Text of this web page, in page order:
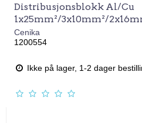
Distribusjonsblokk Al/Cu
1x25mm²/3x10mm²/
Cenika
1200554
Ikke på lager, 1-2 dager